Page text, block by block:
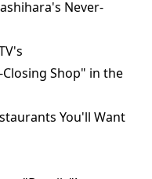
Never-
Shop" in the
You'll Want